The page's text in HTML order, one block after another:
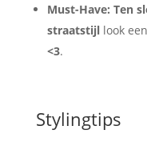
Must-Have: Ten
straatstijllook een
<3.
Stylingtips